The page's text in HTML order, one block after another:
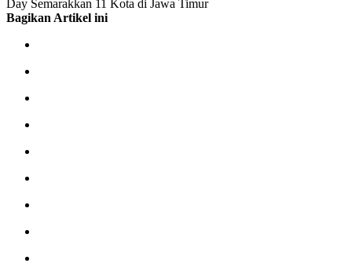
Day Semarakkan 11 Kota di Jawa Timur
Bagikan Artikel ini